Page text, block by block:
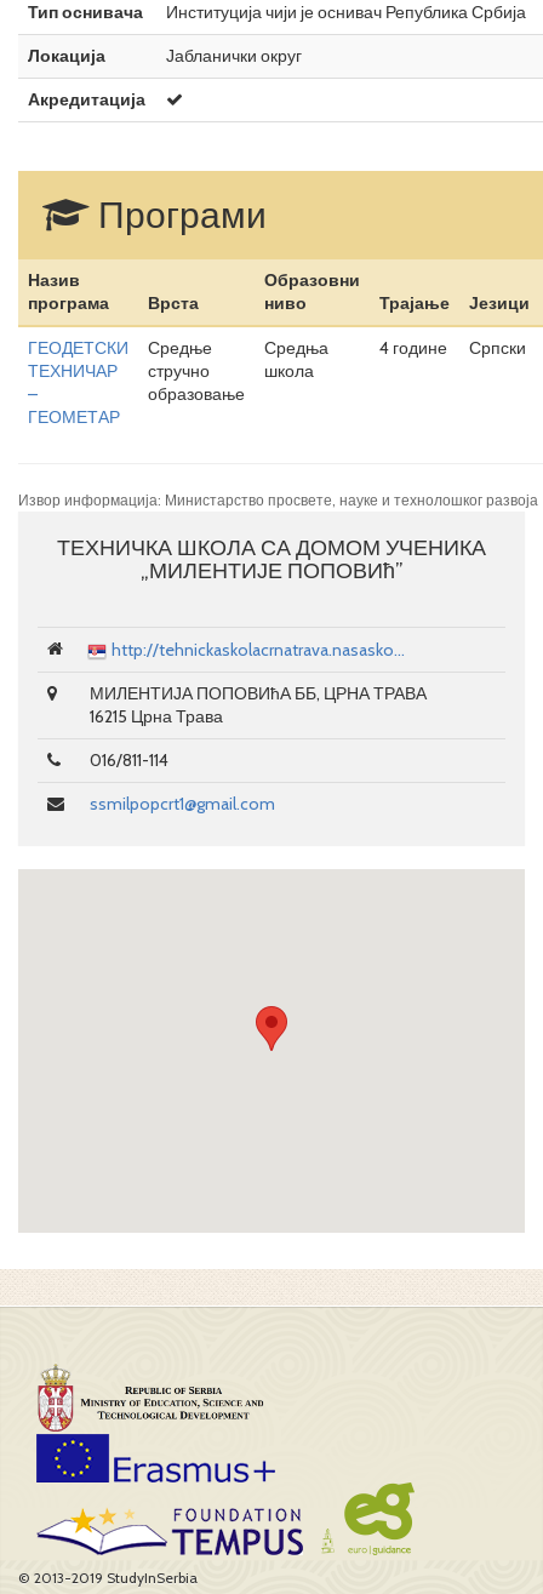
Тип оснивача
Институција чији је оснивач Република Србија
Локација
Јабланички округ
Акредитација
Програми
Назив
програма
Врста
Образовни
ниво
Трајање Језици
ГЕОДЕТСКИ
ТЕХНИЧАР
–
ГЕОМЕТАР
Средње
стручно
образовање
Средња
школа
4 године Српски
Извор информација: Министарство просвете, науке и технолошког развоја
ТЕХНИЧКА ШКОЛА СА ДОМОМ УЧЕНИКА
„МИЛЕНТИЈЕ ПОПОВИћ”
http://tehnickaskolacrnatrava.nasasko...
МИЛЕНТИЈА ПОПОВИћА ББ, ЦРНА ТРАВА
16215 Црна Трава
016/811-114
ssmilpopcrt1@gmail.com
© 2013-2019 StudyInSerbia